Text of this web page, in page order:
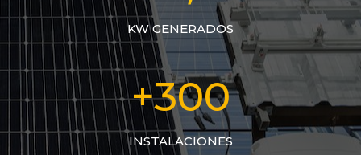
KW GENERADOS
+300
INSTALACIONES